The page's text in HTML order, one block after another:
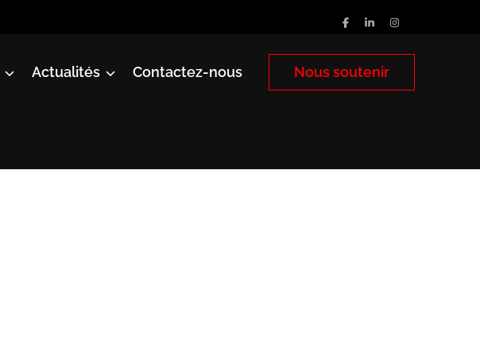
Actualités Contactez-nous Nous soutenir